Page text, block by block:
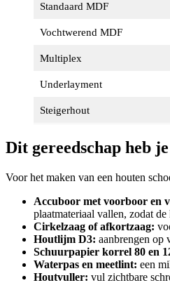
Standaard MDF
Vochtwerend MDF
Multiplex
Underlayment
Steigerhout
Dit gereedschap heb
Voor het maken van een houten
Accuboor met voorboor en
plaatmateriaal vallen, zodat
Cirkelzaag of afkortzaag:
Houtlijm D3: aanbrengen op
Schuurpapier korrel 80 en
Waterpas en meetlint: een
Houtvuller: vul zichtbare